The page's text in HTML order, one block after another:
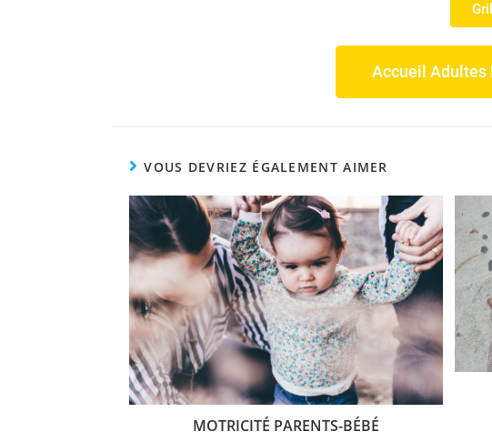
Accueil Adultes
VOUS DEVRIEZ ÉGALEMENT AIMER
MOTRICITÉ PARENTS-BÉBÉ